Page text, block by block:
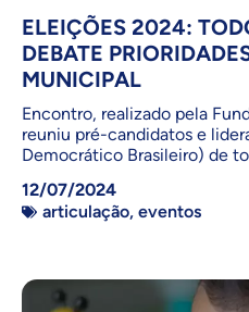
ELEIÇÕES 2024:
DEBATE
MUNICIPAL
Encontro, realizado pela
reuniu pré-candidatos e
Democrático Brasileiro) de
12/07/2024
articulação, eventos